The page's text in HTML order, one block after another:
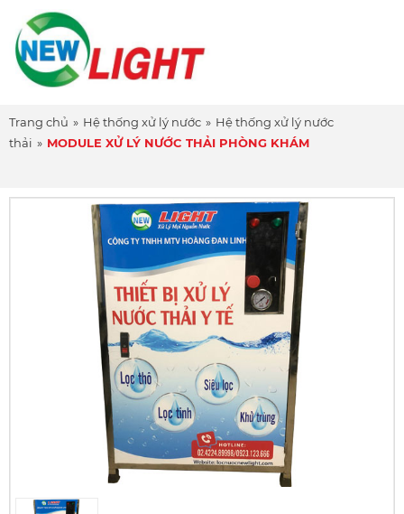
Trang chủ » Hệ thống xử lý nước » Hệ thống xử lý nước
thải » MODULE XỬ LÝ NƯỚC THẢI PHÒNG KHÁM